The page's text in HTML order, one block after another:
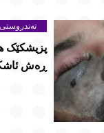
تەندروستی
پزیشکێک
ڕەش